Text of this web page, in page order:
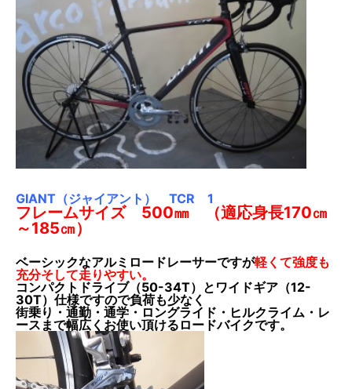
GIANT（ジャイアント） TCR 1
フレームサイズ 500㎜ （適応身長170㎝
～185㎝）
ベーシックなアルミロードレーサーですが軽くて強度も
充分そして走りやすい。
コンパクトドライブ（50-34T）とワイドギア（12-
30T）仕様ですので負荷も少なく
街乗り・通勤・通学・ロングライド・ヒルクライム・レ
ースまで幅広くお使い頂けるロードバイクです。